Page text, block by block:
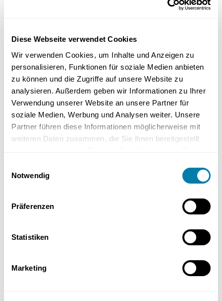
Diese Webseite verwendet Cookies
Wir verwenden Cookies, um Inhalte und Anzeigen zu
personalisieren, Funktionen für soziale Medien anbieten
zu können und die Zugriffe auf unsere Website zu
analysieren. Außerdem geben wir Informationen zu Ihrer
Verwendung unserer Website an unsere Partner für
soziale Medien, Werbung und Analysen weiter. Unsere
Partner führen diese Informationen möglicherweise mit
weiteren Daten zusammen, die Sie ihnen bereitgestellt
Notwendig
Präferenzen
Statistiken
Marketing
vitalisierende Wirkung hat. Für eine gemütliche Abendatmosphäre
Darüber hinaus können LED-Leuchtstreifen dazu verwendet
werden, um:
Spiegel zu umrahmen
individuelle Lichtakzente in Ecken und Nischen zu setzen
im Badezimmer. Eine facettenreiche Beleuchtung im Badezimmer ist
entscheidend für das Schaffen verschiedener Stimmungen und
Dekorative Aufbewahrungslösungen können Ihrem Badezimmer